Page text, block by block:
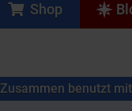
Shop
Zusammen benutzt